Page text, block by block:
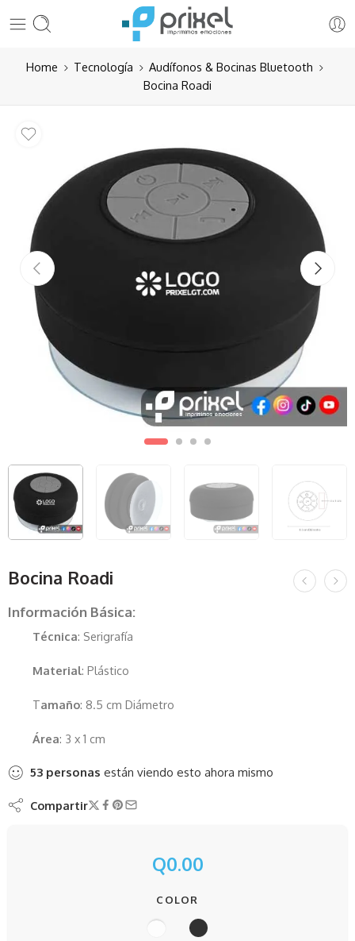
Home Tecnología
Audífonos & Bocinas Bluetooth
Bocina Roadi
Bocina Roadi
Información Básica:
Técnica: Serigrafía
Material: Plástico
Tamaño: 8.5 cm Diámetro
Área: 3 x 1 cm
53 personas están viendo esto ahora mismo
Compartir
Q0.00
COLOR